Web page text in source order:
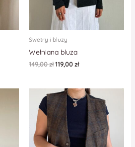
Swetry i bluzy
Wełniana bluza
149,00zł119,00zł